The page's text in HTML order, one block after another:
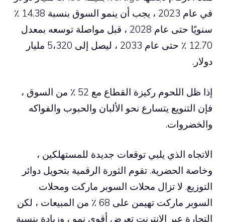
في عام 2023 ، يجب أن ينمو السوق بنسبة 14.38 ٪
سنويًا حتى عام 2028 ، قبل مواصلة توسعه بمعدل
12.70 ٪ حتى عام 2033 ، ليصل إلى 5،320 مليار
دولار.
إذا ظل اللحوم ركيزة القطاع مع 52 ٪ من السوق ،
فإن التنويع يتسارع نحو الألبان والحبوب والفواكه
والخضروات.
الاتجاه الذي يلبي توقعات جديدة للمستهلكين ،
وخاصة الحضرية. تقوم الثورة الرقمية بتحويل دوائر
التوزيع. لا تزال محلات السوبر ماركت ومحلات
السوبر ماركت تهيمن على 68 ٪ من المبيعات ، لكن
التجارة عبر الإنترنت تعرض أقوى نمو ، وزيادة بنسبة